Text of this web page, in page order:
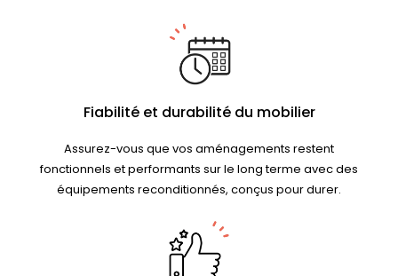
Fiabilité et durabilité du mobilier
Assurez-vous que vos aménagements restent
fonctionnels et performants sur le long terme avec des
équipements reconditionnés, conçus pour durer.